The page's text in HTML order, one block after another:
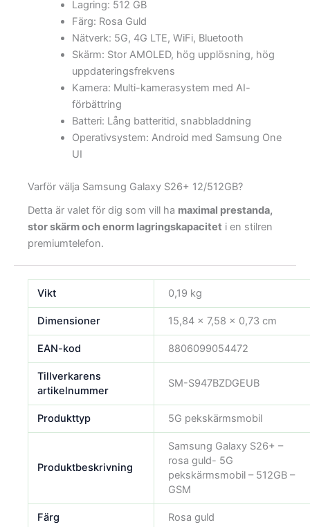
Lagring: 512 GB
Färg: Rosa Guld
Nätverk: 5G, 4G LTE, WiFi, Bluetooth
Skärm: Stor AMOLED, hög upplösning, hög
uppdateringsfrekvens
Kamera: Multi-kamerasystem med AI-
förbättring
Batteri: Lång batteritid, snabbladdning
Operativsystem: Android med Samsung One
UI
Varför välja Samsung Galaxy S26+ 12/512GB?
Detta är valet för dig som vill ha maximal prestanda,
stor skärm och enorm lagringskapacitet i en stilren
premiumtelefon.
Vikt 0,19 kg
Dimensioner 15,84 × 7,58 × 0,73 cm
EAN-kod 8806099054472
Tillverkarens
artikelnummer
SM-S947BZDGEUB
Produkttyp 5G pekskärmsmobil
Produktbeskrivning
Samsung Galaxy S26+ –
rosa guld- 5G
pekskärmsmobil – 512GB –
GSM
Färg Rosa guld